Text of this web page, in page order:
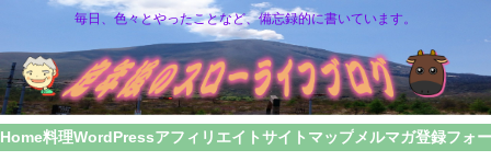
毎日、色々とやったことなど、備忘録的に書いています。
Home料理WordPressアフィリエイトサイトマップメルマガ登録フォ